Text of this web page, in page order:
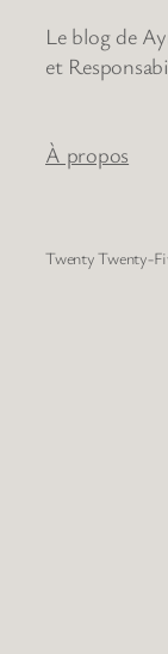
Le blog de
et
À propos
Twenty Twenty-